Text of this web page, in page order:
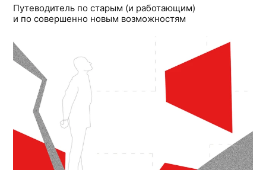
Путеводитель по старым (и работающим)
и по совершенно новым возможностям